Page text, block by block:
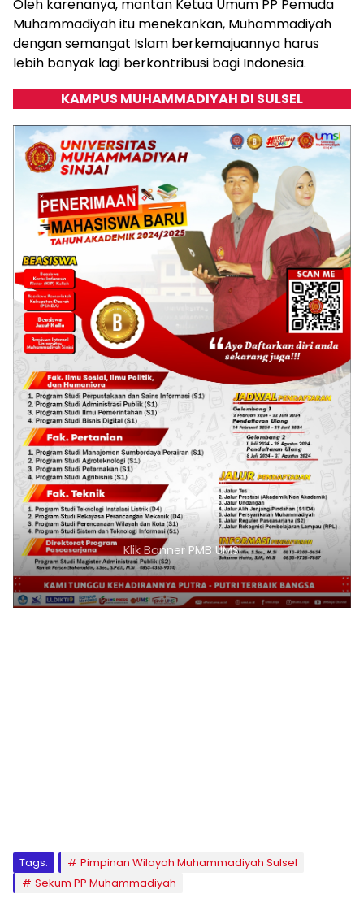
Oleh karenanya, mantan Ketua Umum PP Pemuda
Muhammadiyah itu menekankan, Muhammadiyah
dengan semangat Islam berkemajuannya harus
lebih banyak lagi berkontribusi bagi Indonesia.
KAMPUS MUHAMMADIYAH DI SULSEL
Klik Banner PMB UMSI
Tags:
Pimpinan Wilayah Muhammadiyah Sulsel
Sekum PP Muhammadiyah